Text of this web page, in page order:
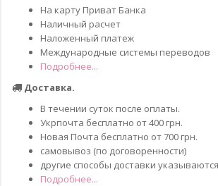
На карту Приват Банка
Наличный расчет
Наложенный платеж
Международные системы переводов
Подробнее...
Доставка.
В течении суток после оплаты.
Укрпочта бесплатно от 400 грн.
Новая Почта бесплатно от 700 грн.
самовывоз (по договоренности)
другие способы доставки
Подробнее...